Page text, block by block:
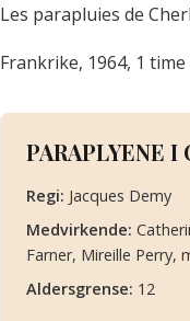
Les parapluies de
Frankrike, 1964, 1 time
PARAPLYENE I
Regi: Jacques Demy
Medvirkende:
Farner, Mireille Perry,
Aldersgrense: 12